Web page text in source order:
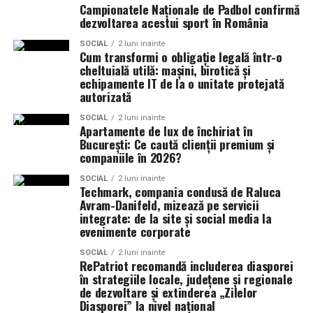
Mobilier la comandă pentru
orice tip de spațiu
NCH Mob realizează mobilier personalizat pentru:
bucătării moderne sau clasice
dressing-uri și spații de depozitare
birouri și spații comerciale
mobilier pentru dormitor
o discuție detaliată cu clientul. Astfel, rezultatul final
reflectă atât nevoile funcționale, cât și stilul dorit.
Mobilierul realizat la comandă optimizează spațiul,
Adams Supplements –supliementelepentru
longevitate si bunastare
Tehnologia liposomala revolutioneaza modul in care
nutrientii sunt asimilati: substantele active sunt
incapsulate in vezicule lipidice care ofera o
biodisponibilitate superioara, absorbtie rapida si
protectie in timpul tranzitului digestiv.
Life Protect – complex antioxidanti pentru protectia
celulara si reducerea stresului oxidativ;
TMG (Trimethylglycine) – sustine functia hepatica
si metilarea celulara (reglarea chimica a activitatii
Chanca Piedra – extract herbal pentru sanatatea
renala si digestiva;
Tribulus Terrestris – sprijina echilibrul hormonal si
Campionatele Naționale de Padbol confirmă
dezvoltarea acestui sport în România
SOCIAL 2 luni inainte
Cum transformi o obligație legală într-o
cheltuială utilă: mașini, birotică și
echipamente IT de la o unitate protejată
autorizată
SOCIAL 2 luni inainte
Apartamente de lux de închiriat în
București: Ce caută clienții premium și
companiile în 2026?
SOCIAL 2 luni inainte
Techmark, compania condusă de Raluca
Avram-Danifeld, mizează pe servicii
integrate: de la site și social media la
evenimente corporate
SOCIAL 2 luni inainte
RePatriot recomandă includerea diasporei
în strategiile locale, județene și regionale
de dezvoltare și extinderea „Zilelor
Diasporei” la nivel național